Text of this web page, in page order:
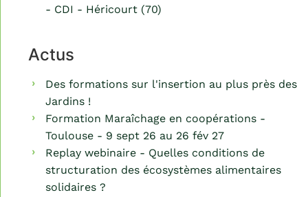
- CDI - Héricourt (70)
Actus
Des formations sur l'insertion au plus près des
Jardins !
Formation Maraîchage en coopérations -
Toulouse - 9 sept 26 au 26 fév 27
Replay webinaire - Quelles conditions de
structuration des écosystèmes alimentaires
solidaires ?